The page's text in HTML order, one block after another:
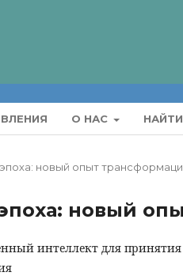
О НАС НАЙТИ
новый опыт
новый
интеллект для